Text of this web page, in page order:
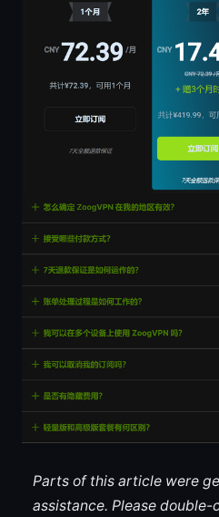
Parts of this article were
assistance. Please